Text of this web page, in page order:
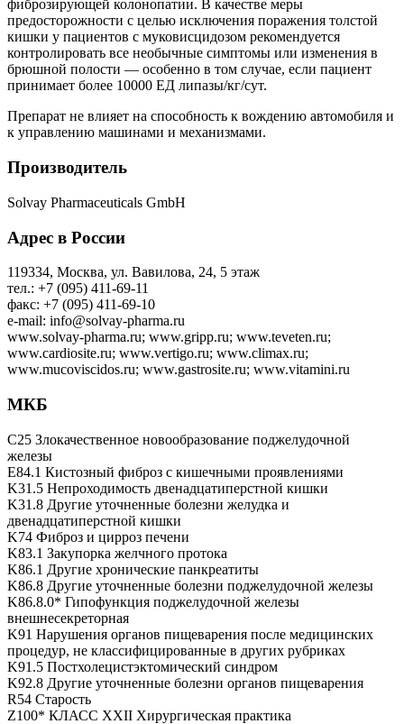
фиброзирующей колонопатии. В качестве меры
предосторожности с целью исключения поражения толстой
кишки у пациентов с муковисцидозом рекомендуется
контролировать все необычные симптомы или изменения в
брюшной полости — особенно в том случае, если пациент
принимает более 10000 ЕД липазы/кг/сут.
Препарат не влияет на способность к вождению автомобиля и
к управлению машинами и механизмами.
Производитель
Solvay Pharmaceuticals GmbH
Адрес в России
119334, Москва, ул. Вавилова, 24, 5 этаж
тел.: +7 (095) 411-69-11
факс: +7 (095) 411-69-10
e-mail: info@solvay-pharma.ru
www.solvay-pharma.ru; www.gripp.ru; www.teveten.ru;
www.cardiosite.ru; www.vertigo.ru; www.climax.ru;
www.mucoviscidos.ru; www.gastrosite.ru; www.vitamini.ru
МКБ
C25 Злокачественное новообразование поджелудочной
железы
E84.1 Кистозный фиброз с кишечными проявлениями
K31.5 Непроходимость двенадцатиперстной кишки
K31.8 Другие уточненные болезни желудка и
двенадцатиперстной кишки
K74 Фиброз и цирроз печени
K83.1 Закупорка желчного протока
K86.1 Другие хронические панкреатиты
K86.8 Другие уточненные болезни поджелудочной железы
K86.8.0* Гипофункция поджелудочной железы
внешнесекреторная
K91 Нарушения органов пищеварения после медицинских
процедур, не классифицированные в других рубриках
K91.5 Постхолецистэктомический синдром
K92.8 Другие уточненные болезни органов пищеварения
R54 Старость
Z100* КЛАСС XXII Хирургическая практика